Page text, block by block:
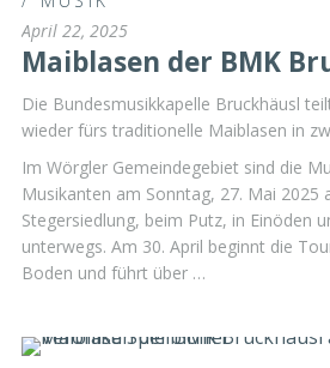
April 22, 2025
Maiblasen der BMK
Die Bundesmusikkapelle Bruckhäusl
wieder fürs traditionelle Maiblasen in
Im Wörgler Gemeindegebiet sind die
Musikanten am Sonntag, 27. Mai 2025
Stegersiedlung, beim Putz, in Einöden
unterwegs. Am 30. April beginnt die
Boden und führt über …